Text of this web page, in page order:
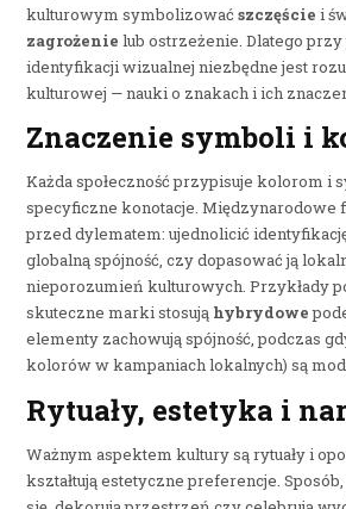
kulturowym symbolizować szczęście i
zagrożenie lub ostrzeżenie. Dlatego
identyfikacji wizualnej niezbędne jest
kulturowej — nauki o znakach i ich
Znaczenie symboli i
Każda społeczność przypisuje kolorom i
specyficzne konotacje. Międzynarodowe
przed dylematem: ujednolicić
globalną spójność, czy dopasować ją
nieporozumień kulturowych. Przykłady
skuteczne marki stosują hybrydowe
elementy zachowują spójność, podczas
kolorów w kampaniach lokalnych) są
Rytuały, estetyka i
Ważnym aspektem kultury są rytuały i
kształtują estetyczne preferencje.